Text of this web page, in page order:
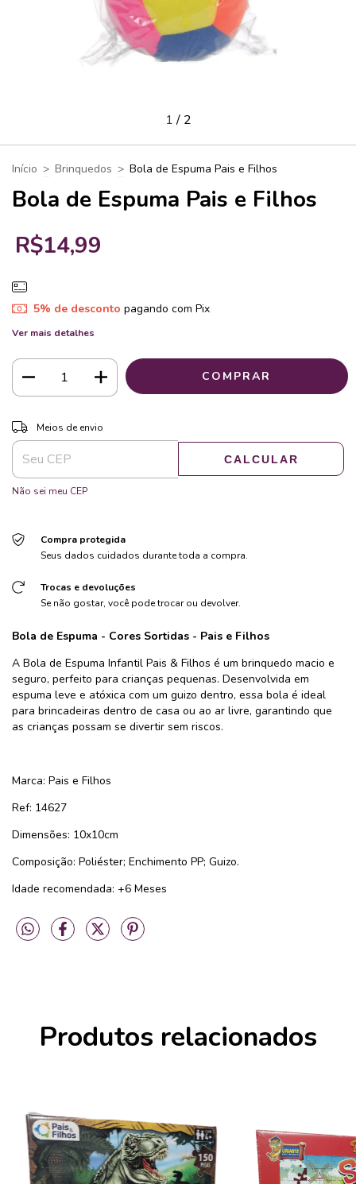
1/ 2
Início > Brinquedos > Bola de Espuma Pais e Filhos
Bola de Espuma Pais e Filhos
R$14,99
5% de desconto pagando com Pix
Ver mais detalhes
Entregas para o CEP:
Meios de envio
CALCULAR
Não sei meu CEP
Compra protegida
Seus dados cuidados durante toda a compra.
Trocas e devoluções
Se não gostar, você pode trocar ou devolver.
Bola de Espuma - Cores Sortidas - Pais e Filhos
A Bola de Espuma Infantil Pais & Filhos é um brinquedo macio e
seguro, perfeito para crianças pequenas. Desenvolvida em
espuma leve e atóxica com um guizo dentro, essa bola é ideal
para brincadeiras dentro de casa ou ao ar livre, garantindo que
as crianças possam se divertir sem riscos.
Marca: Pais e Filhos
Ref: 14627
Dimensões: 10x10cm
Composição: Poliéster; Enchimento PP; Guizo.
Idade recomendada: +6 Meses
Produtos relacionados